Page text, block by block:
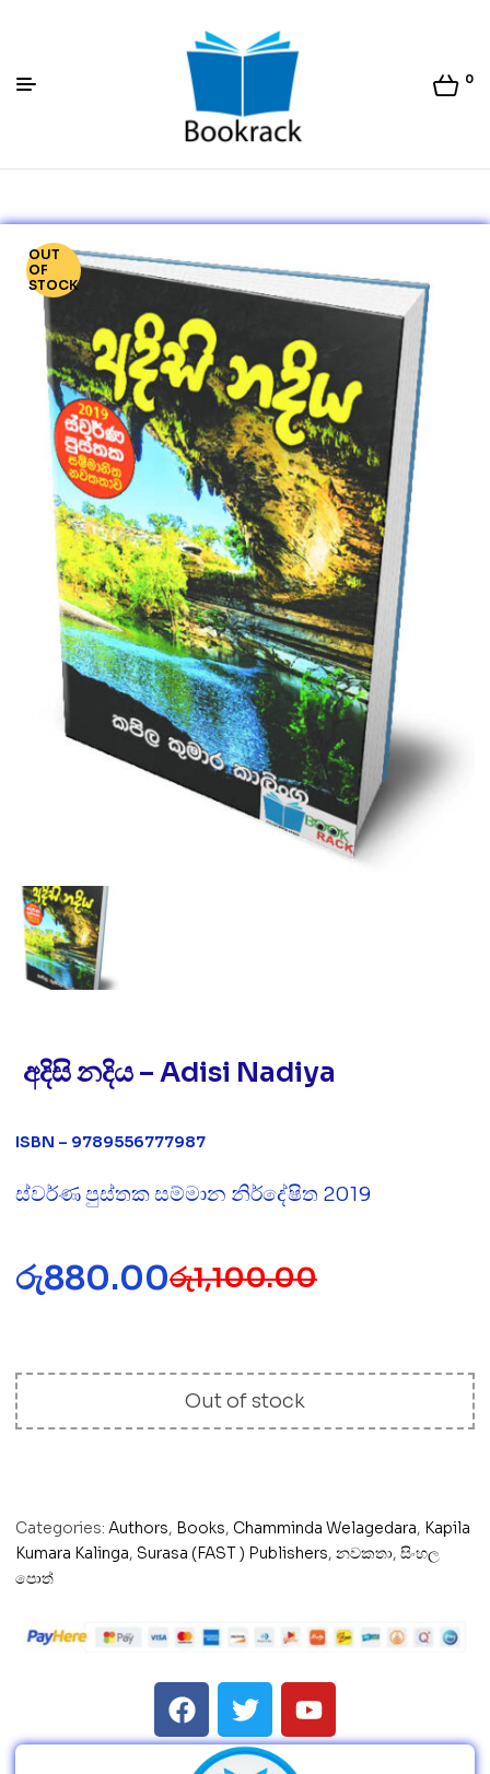
Bookrack.lk
0
OUT
OF
STOCK
අදිසි නදිය – Adisi Nadiya
ISBN – 9789556777987
ස්වර්ණ පුස්තක සම්මාන නිර්දේෂිත 2019
රු1,100.00
රු880.00
Out of stock
Categories: Authors, Books, Chamminda Welagedara, Kapila
Kumara Kalinga, Surasa (FAST ) Publishers, නවකතා, සිංහල
පොත්